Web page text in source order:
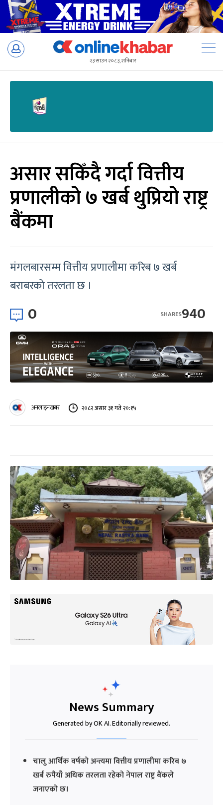
Skip
२३ साउन २०८३, शनिबार
असार सकिँदै गर्दा वित्तीय
प्रणालीको ७ खर्ब थुप्रियो राष्ट्र
बैंकमा
मंगलबारसम्म वित्तीय प्रणालीमा करिब ७ खर्ब
बराबरको तरलता छ ।
0 940
SHARES
अनलाइनखबर २०८२ असार ३१ गते २०:१५
News Summary
Generated by OK AI. Editorially reviewed.
चालु आर्थिक वर्षको अन्त्यमा वित्तीय प्रणालीमा करिब ७
खर्ब रुपैयाँ अधिक तरलता रहेको नेपाल राष्ट्र बैंकले
जनाएको छ।